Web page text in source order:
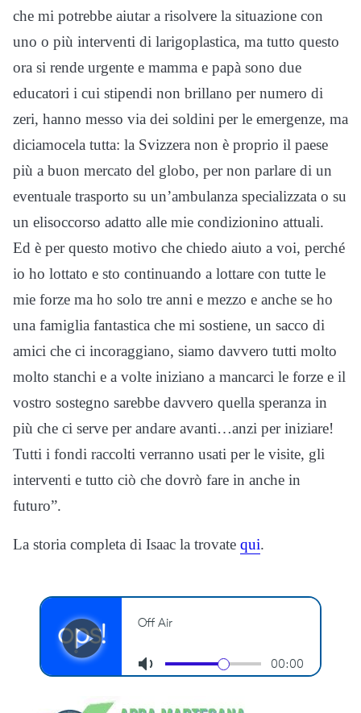
che mi potrebbe aiutar a risolvere la situazione con
uno o più interventi di larigoplastica, ma tutto questo
ora si rende urgente e mamma e papà sono due
educatori i cui stipendi non brillano per numero di
zeri, hanno messo via dei soldini per le emergenze, ma
diciamocela tutta: la Svizzera non è proprio il paese
più a buon mercato del globo, per non parlare di un
eventuale trasporto su un’ambulanza specializzata o su
un elisoccorso adatto alle mie condizionino attuali.
Ed è per questo motivo che chiedo aiuto a voi, perché
io ho lottato e sto continuando a lottare con tutte le
mie forze ma ho solo tre anni e mezzo e anche se ho
una famiglia fantastica che mi sostiene, un sacco di
amici che ci incoraggiano, siamo davvero tutti molto
molto stanchi e a volte iniziano a mancarci le forze e il
vostro sostegno sarebbe davvero quella speranza in
più che ci serve per andare avanti…anzi per iniziare!
Tutti i fondi raccolti verranno usati per le visite, gli
interventi e tutto ciò che dovrò fare in anche in
futuro”.
La storia completa di Isaac la trovate qui.